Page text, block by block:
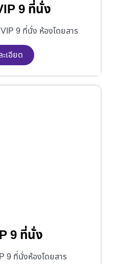
9 ที่นั่ง
9 ที่นั่ง ห้องโดยสาร
เอียด
9 ที่นั่ง
9 ที่นั่งห้องโดยสาร